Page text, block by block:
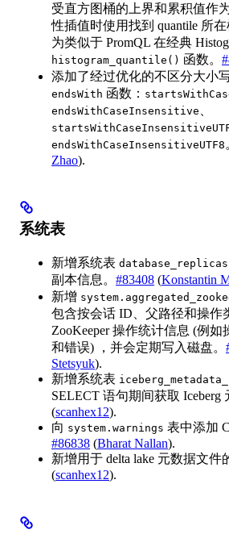
受直方图桶的上界和累积值作
性插值时使用找到 quantile 所
为类似于 PromQL 在经典
histogram_quantile() 函数。
添加了经过优化的不区分大小
endsWith 函数：
endsWithCaseInsensitive
endsWithCaseInsensitiveUTF8
Zhao).
系统表
新增系统表 database_replicas
副本信息。 #83408 (Konstantin
新增
包含按会话 ID、父路径和操作
ZooKeeper 操作统计信息 (例
和错误) ，并会定期写入磁盘。
Stetsyuk).
新增系统表
SELECT 语句期间获取 Iceberg
(scanhex12).
向 system.warnings 表中添加
#86838 (Bharat Nallan).
新增用于 delta lake 元数据文件
(scanhex12).